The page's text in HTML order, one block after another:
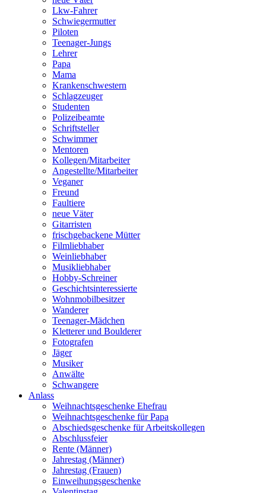
Lkw-Fahrer
Schwiegermutter
Piloten
Teenager-Jungs
Lehrer
Papa
Mama
Krankenschwestern
Schlagzeuger
Studenten
Polizeibeamte
Schriftsteller
Schwimmer
Mentoren
Kollegen/Mitarbeiter
Angestellte/Mitarbeiter
Veganer
Freund
Faultiere
neue Väter
Gitarristen
frischgebackene Mütter
Filmliebhaber
Weinliebhaber
Musikliebhaber
Hobby-Schreiner
Geschichtsinteressierte
Wohnmobilbesitzer
Wanderer
Teenager-Mädchen
Kletterer und Boulderer
Fotografen
Jäger
Musiker
Anwälte
Schwangere
Anlass
Weihnachtsgeschenke Ehefrau
Weihnachtsgeschenke für Papa
Abschiedsgeschenke für Arbeitskollegen
Abschlussfeier
Rente (Männer)
Jahrestag (Männer)
Jahrestag (Frauen)
Einweihungsgeschenke